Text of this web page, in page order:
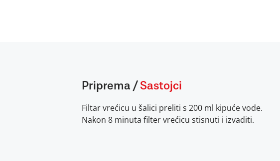
Priprema / Sastojci
Filtar vrećicu u šalici preliti s 200 ml kipuće vode.
Nakon 8 minuta filter vrećicu stisnuti i izvaditi.